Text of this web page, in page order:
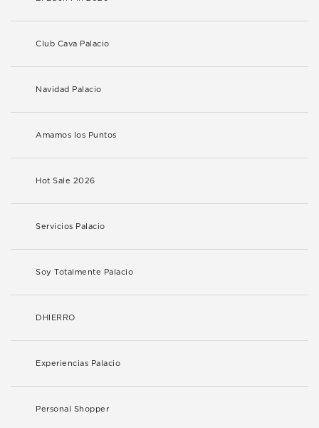
Club Cava Palacio
Navidad Palacio
Amamos los Puntos
Hot Sale 2026
Servicios Palacio
Soy Totalmente Palacio
DHIERRO
Experiencias Palacio
Personal Shopper